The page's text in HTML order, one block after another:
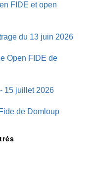
FIDE et open
du 13 juin 2026
Open FIDE de
15 juillet 2026
de Domloup